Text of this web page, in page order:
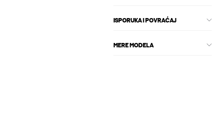
ISPORUKA I POVRAĆAJ
MERE MODELA